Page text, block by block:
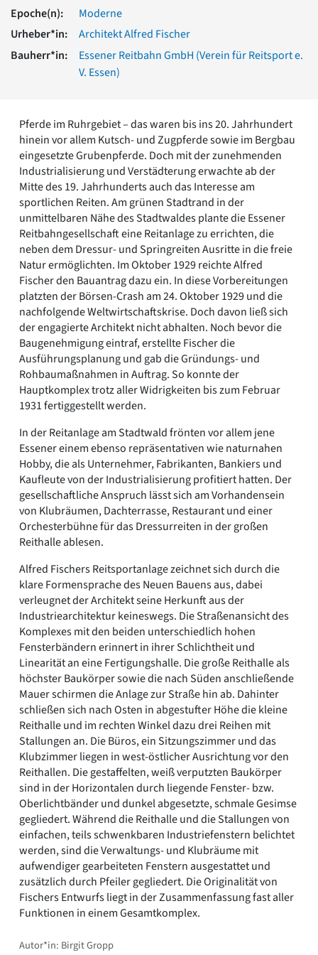
Romanik
Vorromanik
Römische Antike
Über uns
Freunde & Förderer
Kontakt
Impressum
Datenschutz
Suchbegriff eingeben
Epoche(n):
Moderne
Urheber*in:
Architekt Alfred Fischer
Bauherr*in:
Essener Reitbahn GmbH (Verein für Reitsport e.
V. Essen)
Pferde im Ruhrgebiet – das waren bis ins 20. Jahrhundert
hinein vor allem Kutsch- und Zugpferde sowie im Bergbau
eingesetzte Grubenpferde. Doch mit der zunehmenden
Industrialisierung und Verstädterung erwachte ab der
Mitte des 19. Jahrhunderts auch das Interesse am
sportlichen Reiten. Am grünen Stadtrand in der
unmittelbaren Nähe des Stadtwaldes plante die Essener
Reitbahngesellschaft eine Reitanlage zu errichten, die
neben dem Dressur- und Springreiten Ausritte in die freie
Natur ermöglichten. Im Oktober 1929 reichte Alfred
Fischer den Bauantrag dazu ein. In diese Vorbereitungen
platzten der Börsen-Crash am 24. Oktober 1929 und die
nachfolgende Weltwirtschaftskrise. Doch davon ließ sich
der engagierte Architekt nicht abhalten. Noch bevor die
Baugenehmigung eintraf, erstellte Fischer die
Ausführungsplanung und gab die Gründungs- und
Rohbaumaßnahmen in Auftrag. So konnte der
Hauptkomplex trotz aller Widrigkeiten bis zum Februar
1931 fertiggestellt werden.
In der Reitanlage am Stadtwald frönten vor allem jene
Essener einem ebenso repräsentativen wie naturnahen
Hobby, die als Unternehmer, Fabrikanten, Bankiers und
Kaufleute von der Industrialisierung profitiert hatten. Der
gesellschaftliche Anspruch lässt sich am Vorhandensein
von Klubräumen, Dachterrasse, Restaurant und einer
Orchesterbühne für das Dressurreiten in der großen
Reithalle ablesen.
Alfred Fischers Reitsportanlage zeichnet sich durch die
klare Formensprache des Neuen Bauens aus, dabei
verleugnet der Architekt seine Herkunft aus der
Industriearchitektur keineswegs. Die Straßenansicht des
Komplexes mit den beiden unterschiedlich hohen
Fensterbändern erinnert in ihrer Schlichtheit und
Linearität an eine Fertigungshalle. Die große Reithalle als
höchster Baukörper sowie die nach Süden anschließende
Mauer schirmen die Anlage zur Straße hin ab. Dahinter
schließen sich nach Osten in abgestufter Höhe die kleine
Reithalle und im rechten Winkel dazu drei Reihen mit
Stallungen an. Die Büros, ein Sitzungszimmer und das
Klubzimmer liegen in west-östlicher Ausrichtung vor den
Reithallen. Die gestaffelten, weiß verputzten Baukörper
sind in der Horizontalen durch liegende Fenster- bzw.
Oberlichtbänder und dunkel abgesetzte, schmale Gesimse
gegliedert. Während die Reithalle und die Stallungen von
einfachen, teils schwenkbaren Industriefenstern belichtet
werden, sind die Verwaltungs- und Klubräume mit
aufwendiger gearbeiteten Fenstern ausgestattet und
zusätzlich durch Pfeiler gegliedert. Die Originalität von
Fischers Entwurfs liegt in der Zusammenfassung fast aller
Funktionen in einem Gesamtkomplex.
Autor*in: Birgit Gropp